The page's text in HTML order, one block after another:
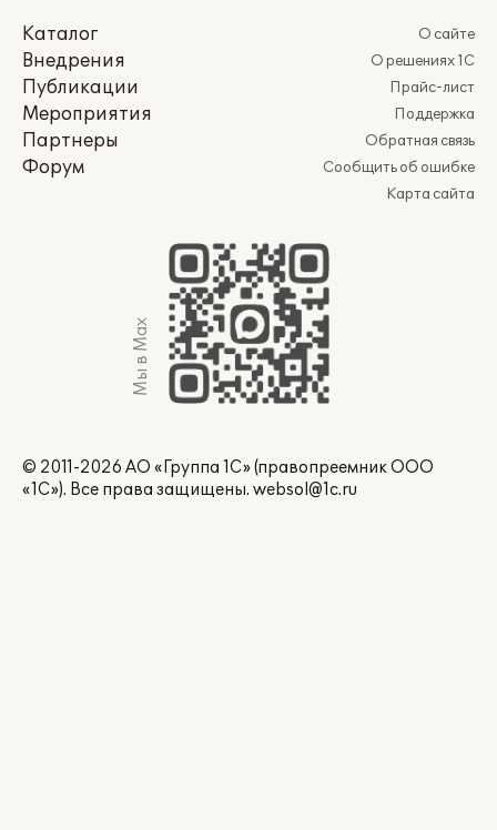
Каталог
Внедрения
Публикации
Мероприятия
Партнеры
Форум
О сайте
О решениях 1С
Прайс-лист
Поддержка
Обратная связь
Сообщить об ошибке
Карта сайта
Мы в Max
© 2011-2026 АО «Группа 1С» (правопреемник ООО
«1С»). Все права защищены. websol@1c.ru